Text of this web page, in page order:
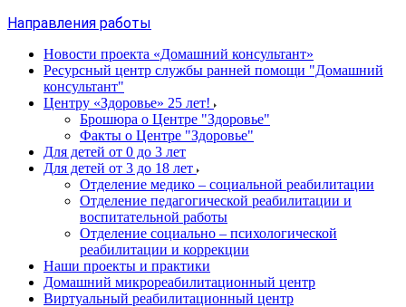
Направления работы
Новости проекта «Домашний консультант»
Ресурсный центр службы ранней помощи "Домашний
консультант"
Центру «Здоровье» 25 лет!
Брошюра о Центре "Здоровье"
Факты о Центре "Здоровье"
Для детей от 0 до 3 лет
Для детей от 3 до 18 лет
Отделение медико – социальной реабилитации
Отделение педагогической реабилитации и
воспитательной работы
Отделение социально – психологической
реабилитации и коррекции
Наши проекты и практики
Домашний микрореабилитационный центр
Виртуальный реабилитационный центр